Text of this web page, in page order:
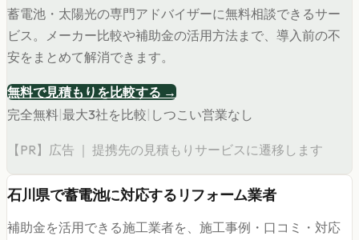
蓄電池・太陽光の専門アドバイザーに無料相談できるサー
ビス。メーカー比較や補助金の活用方法まで、導入前の不
安をまとめて解消できます。
無料で見積もりを比較する →
完全無料 最大3社を比較 しつこい営業なし
【PR】広告 ｜ 提携先の見積もりサービスに遷移します
石川県で蓄電池に対応するリフォーム業者
補助金を活用できる施工業者を、施工事例・口コミ・対応